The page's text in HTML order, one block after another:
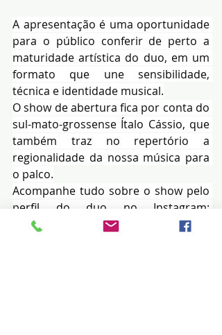
A apresentação é uma oportunidade
para o público conferir de perto a
maturidade artística do duo, em um
formato que une sensibilidade,
técnica e identidade musical.
O show de abertura fica por conta do
sul-mato-grossense Ítalo Cássio, que
também traz no repertório a
regionalidade da nossa música para
o palco.
Acompanhe tudo sobre o show pelo
perfil do duo no Instagram:
@filhodoslivres.